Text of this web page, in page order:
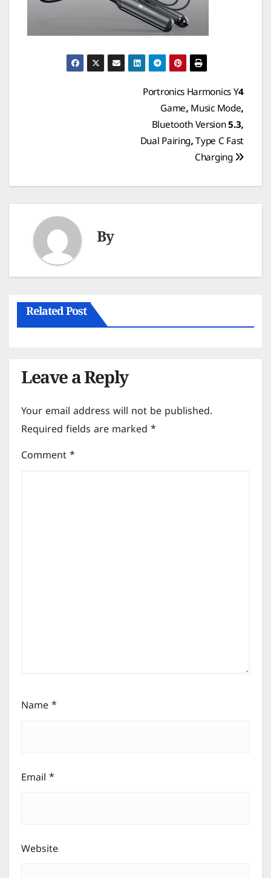
Portronics Harmonics Y4
Game, Music Mode,
Bluetooth Version 5.3,
Dual Pairing, Type C Fast
Charging
By
Related Post
Leave a Reply
Your email address will not be published.
Required fields are marked *
Comment *
Name *
Email *
Website